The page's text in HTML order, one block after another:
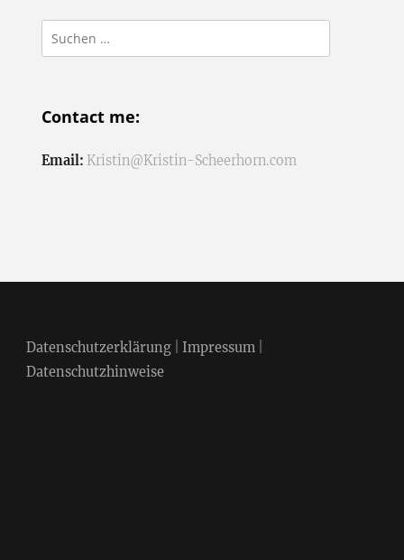
Suchen
nach:
Contact me:
Email: Kristin@Kristin-Scheerhorn.com
Datenschutzerklärung| Impressum|
Datenschutzhinweise